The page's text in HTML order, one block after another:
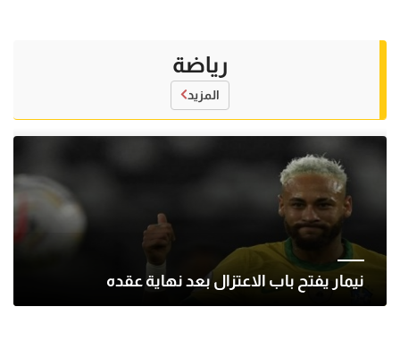
رياضة
المزيد
نيمار يفتح باب الاعتزال بعد نهاية عقده